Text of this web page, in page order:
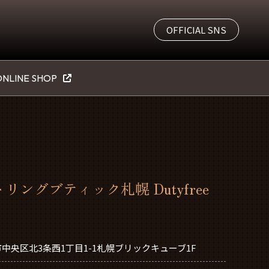
OFFICIAL SNS
SHOP
リングブティック札幌 Dutyfree
央区北3条西1丁目1-1札幌ブリックキューブ1F